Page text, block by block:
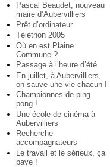
Pascal Beaudet, nouveau
maire d’Aubervilliers
Prêt d’ordinateur
Téléthon 2005
Où en est Plaine
Commune ?
Passage à l’heure d’été
En juillet, à Aubervilliers,
on sauve une vie chacun !
Championnes de ping
pong !
Une école de cinéma à
Aubervilliers
Recherche
accompagnateurs
Le travail et le sérieux, ça
paye !